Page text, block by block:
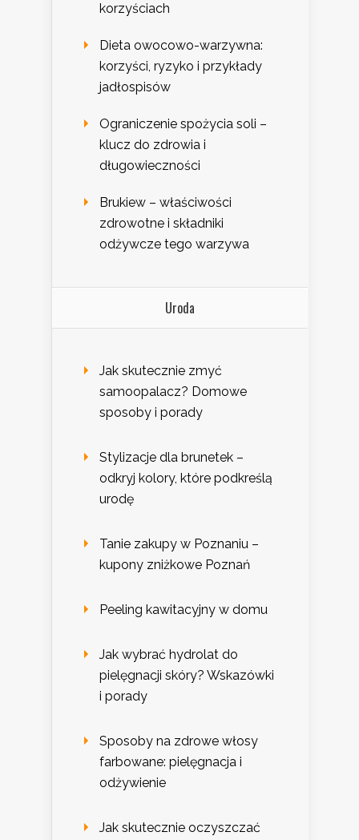
korzyściach
Dieta owocowo-warzywna:
korzyści, ryzyko i przykłady
jadłospisów
Ograniczenie spożycia soli –
klucz do zdrowia i
długowieczności
Brukiew – właściwości
zdrowotne i składniki
odżywcze tego warzywa
Uroda
Jak skutecznie zmyć
samoopalacz? Domowe
sposoby i porady
Stylizacje dla brunetek –
odkryj kolory, które podkreślą
urodę
Tanie zakupy w Poznaniu –
kupony zniżkowe Poznań
Peeling kawitacyjny w domu
Jak wybrać hydrolat do
pielęgnacji skóry? Wskazówki
i porady
Sposoby na zdrowe włosy
farbowane: pielęgnacja i
odżywienie
Jak skutecznie oczyszczać